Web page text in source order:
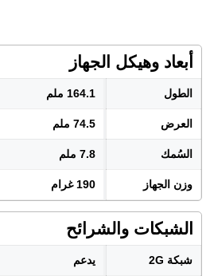
أبعاد وهيكل الجهاز
الطول 164.1 ملم
العرض 74.5 ملم
السُمك 7.8 ملم
وزن الجهاز 190 غرام
الشبكات والشرائح
شبكة 2G يدعم